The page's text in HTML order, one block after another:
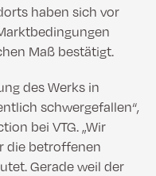
haben sich vor
Maß bestätigt.
des Werks in
schwergefallen“,
bei VTG. „Wir
die betroffenen
Gerade weil der